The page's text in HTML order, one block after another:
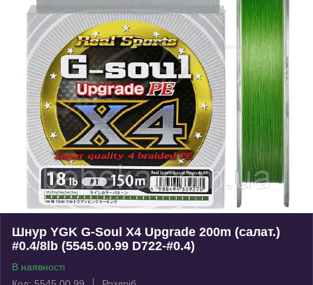
Шнур YGK G-Soul X4 Upgrade 200m (салат.)
#0.4/8lb (5545.00.99 D722-#0.4)
В наявності